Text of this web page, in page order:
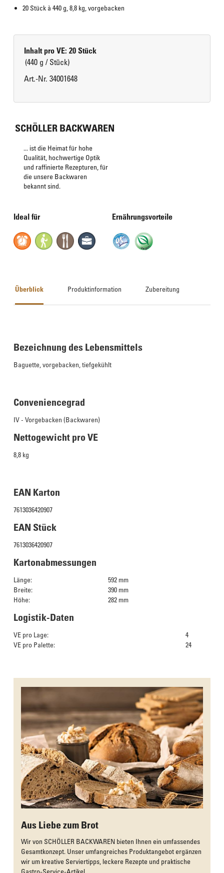
20 Stück à 440 g, 8,8 kg, vorgebacken
Inhalt pro VE: 20 Stück
(440 g / Stück)
Art.-Nr. 34001648
SCHÖLLER BACKWAREN
... ist die Heimat für hohe
Qualität, hochwertige Optik
und raffinierte Rezepturen, für
die unsere Backwaren
bekannt sind.
Ideal für Ernährungsvorteile
Überblick Produktinformation Zubereitung
Bezeichnung des Lebensmittels
Baguette, vorgebacken, tiefgekühlt
Conveniencegrad
IV - Vorgebacken (Backwaren)
Nettogewicht pro VE
8,8 kg
EAN Karton
7613036420907
EAN Stück
7613036420907
Kartonabmessungen
Länge:
592 mm
Breite:
390 mm
Höhe:
282 mm
Logistik-Daten
VE pro Lage:
4
VE pro Palette:
24
Aus Liebe zum Brot
Wir von SCHÖLLER BACKWAREN bieten Ihnen ein umfassendes
Gesamtkonzept. Unser umfangreiches Produktangebot ergänzen
wir um kreative Serviertipps, leckere Rezepte und praktische